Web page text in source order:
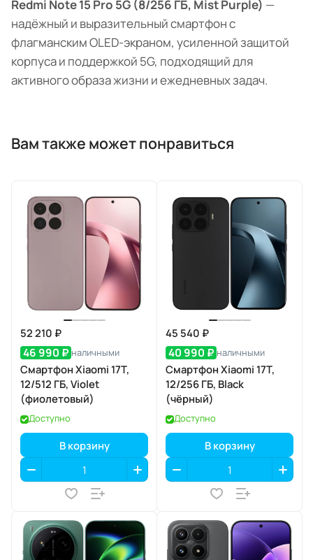
Redmi Note 15 Pro 5G (8/256 ГБ, Mist Purple) —
надёжный и выразительный смартфон с
флагманским OLED-экраном, усиленной защитой
корпуса и поддержкой 5G, подходящий для
активного образа жизни и ежедневных задач.
Вам также может понравиться
52 210 ₽
46 990 ₽ наличными
Смартфон Xiaomi 17T,
12/512 ГБ, Violet
(фиолетовый)
Доступно
В корзину
45 540 ₽
40 990 ₽ наличными
Смартфон Xiaomi 17T,
12/256 ГБ, Black
(чёрный)
Доступно
В корзину